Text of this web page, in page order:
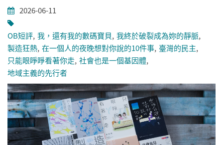
2026-06-11
OB短評 我，還有我的數碼寶貝 我終於破裂成為妳的靜脈
製造狂熱 在一個人的夜晚想對你說的10件事 臺灣的民主
只能眼睜睜看著你走 社會也是一個基因體
地域主義的先行者